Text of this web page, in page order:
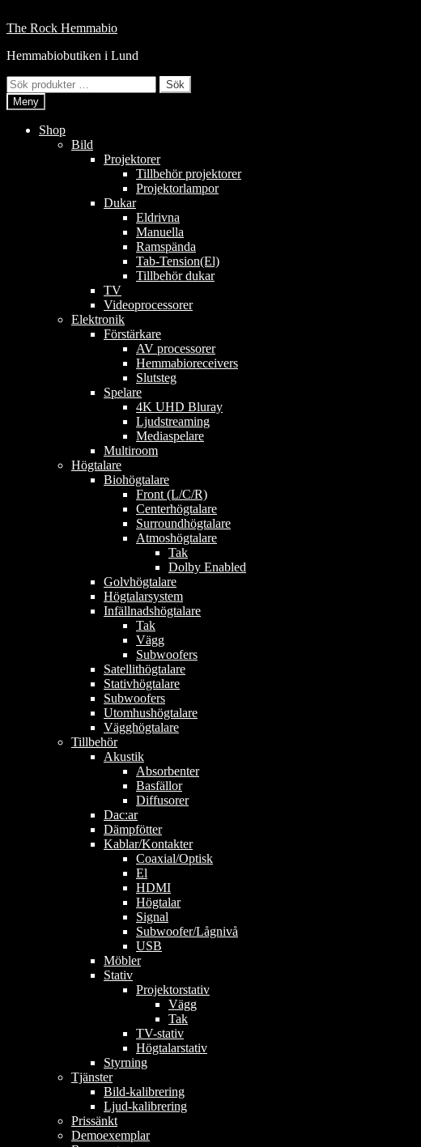
till
Hoppa
navigering
Hoppa
innehåll
The Rock Hemmabio
Hemmabiobutiken i Lund
Sök
efter:
Sök
Meny
Shop
Bild
Projektorer
Tillbehör projektorer
Projektorlampor
Dukar
Eldrivna
Manuella
Ramspända
Tab-Tension(El)
Tillbehör dukar
TV
Videoprocessorer
Elektronik
Förstärkare
AV processorer
Hemmabioreceivers
Slutsteg
Spelare
4K UHD Bluray
Ljudstreaming
Mediaspelare
Multiroom
Högtalare
Biohögtalare
Front (L/C/R)
Centerhögtalare
Surroundhögtalare
Atmoshögtalare
Tak
Dolby Enabled
Golvhögtalare
Högtalarsystem
Infällnadshögtalare
Tak
Vägg
Subwoofers
Satellithögtalare
Stativhögtalare
Subwoofers
Utomhushögtalare
Vägghögtalare
Tillbehör
Akustik
Absorbenter
Basfällor
Diffusorer
Dac:ar
Dämpfötter
Kablar/Kontakter
Coaxial/Optisk
El
HDMI
Högtalar
Signal
Subwoofer/Lågnivå
USB
Möbler
Stativ
Projektorstativ
Vägg
Tak
TV-stativ
Högtalarstativ
Styrning
Tjänster
Bild-kalibrering
Ljud-kalibrering
Prissänkt
Demoexemplar